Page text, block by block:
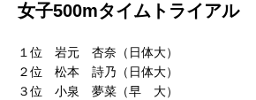
女子500mタイムトライアル
１位 岩元 杏奈（日体大）
２位 松本 詩乃（日体大）
３位 小泉 夢菜（早 大）